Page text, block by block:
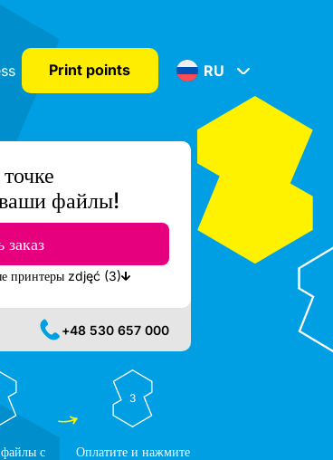
Print points RU
файлы!
заказ
Показать ближайшие доступные принтеры zdjęć (3)
+48 530 657 000
файлы с
3
Оплатите и нажмите